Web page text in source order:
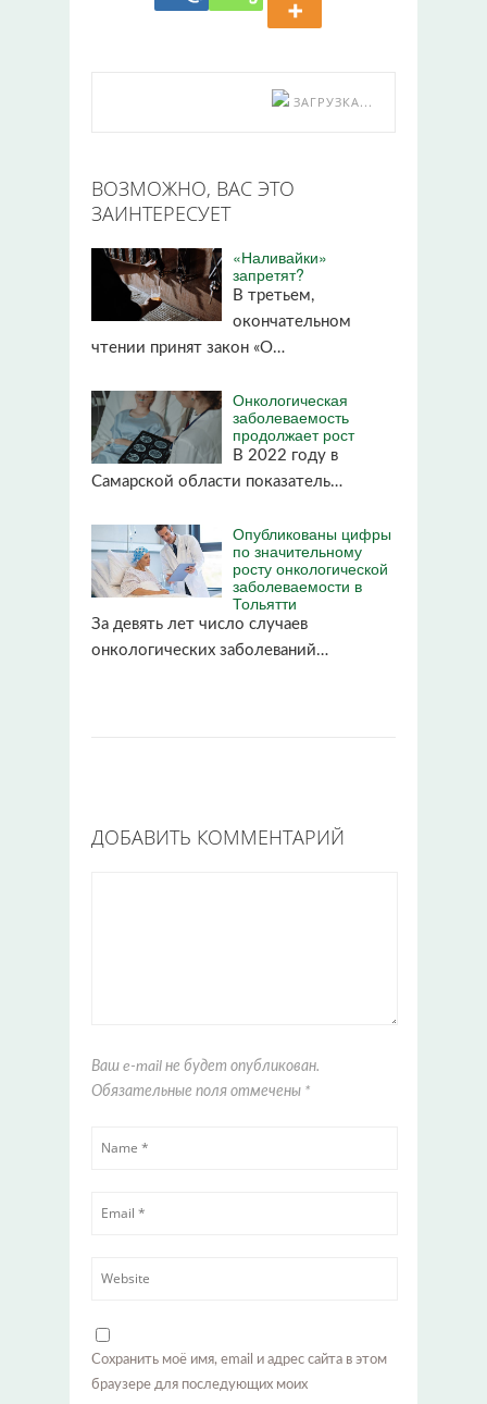
ЗАГРУЗКА...
ВОЗМОЖНО, ВАС ЭТО
ЗАИНТЕРЕСУЕТ
«Наливайки»
запретят?
В третьем,
окончательном
чтении принят закон «О…
Онкологическая
заболеваемость
продолжает рост
В 2022 году в
Самарской области показатель…
Опубликованы цифры
по значительному
росту онкологической
заболеваемости в
Тольятти
За девять лет число случаев
онкологических заболеваний…
ДОБАВИТЬ КОММЕНТАРИЙ
Ваш e-mail не будет опубликован.
Обязательные поля отмечены *
Сохранить моё имя, email и адрес сайта в этом
браузере для последующих моих